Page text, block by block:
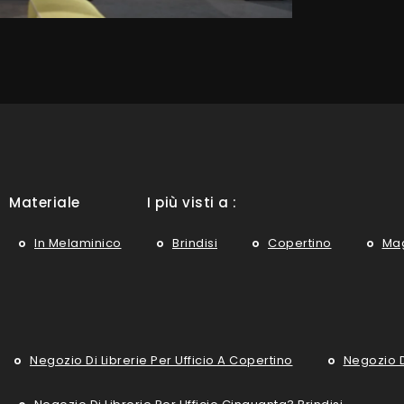
Materiale
In Melaminico
I più visti a :
Brindisi Copertino
Negozio Di Librerie Per Ufficio A Copertino Negozio